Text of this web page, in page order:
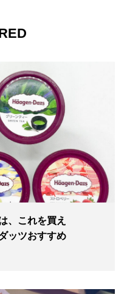
、これを買え
ッツおすすめ